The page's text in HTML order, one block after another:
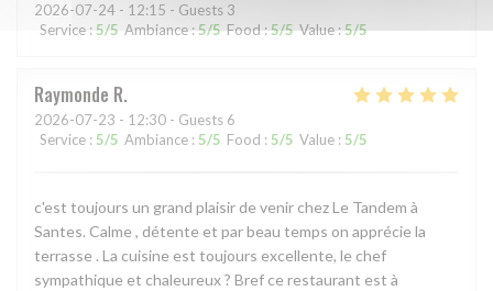
2026-07-24 - 12:15 - Guests 3
Service :5/5 Ambiance:5/5 Food:5/5 Value:5/5
Raymonde R
2026-07-23 - 12:30 - Guests 6
Service : 5/5 Ambiance : 5/5 Food : 5/5 Value : 5/5
c'est toujours un grand plaisir de venir chez Le Tandem à
Santes. Calme , détente et par beau temps on apprécie la
terrasse . La cuisine est toujours excellente, le chef
sympathique et chaleureux ? Bref ce restaurant est à